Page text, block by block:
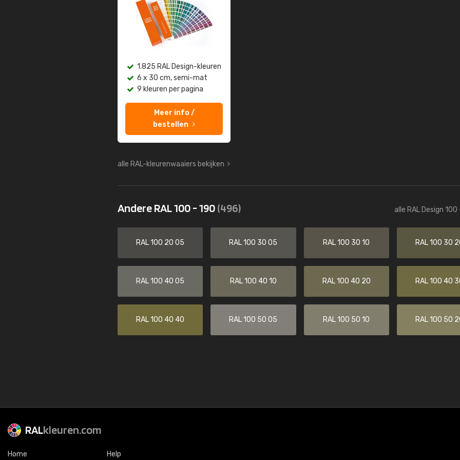
1.825 RAL Design-kleuren
6 x 30 cm, semi-mat
9 kleuren per pagina
Meer info /
bestellen
alle RAL-kleurenwaaiers bekijken
Andere RAL 100 - 190(496) alle RAL Design 100
RAL 100 20 05 RAL 100 30 05 RAL 100 30 10 RAL 100 30
RAL 100 40 05 RAL 100 40 10 RAL 100 40 20 RAL 100 40
RAL 100 40 40 RAL 100 50 05 RAL 100 50 10 RAL 100 50
RALkleuren.com
Home Help